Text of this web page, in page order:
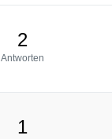
2
Antworten
1